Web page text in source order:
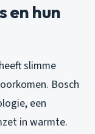
en hun
slimme
Bosch
een
in warmte.